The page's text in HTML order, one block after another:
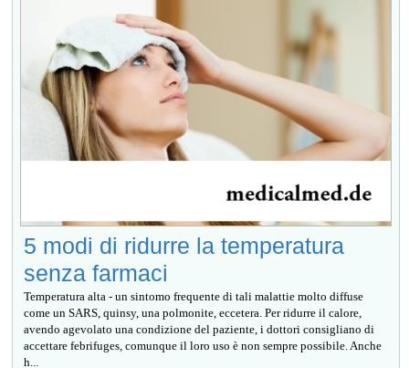
5 modi di ridurre la temperatura
senza farmaci
Temperatura alta - un sintomo frequente di tali malattie molto diffuse
come un SARS, quinsy, una polmonite, eccetera. Per ridurre il calore,
avendo agevolato una condizione del paziente, i dottori consigliano di
accettare febrifuges, comunque il loro uso è non sempre possibile. Anche
h...